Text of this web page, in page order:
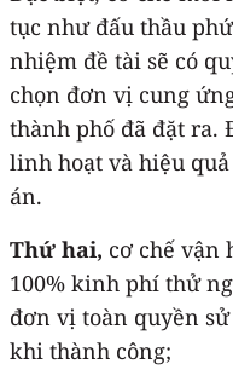
tục như đấu thầu
nhiệm đề tài sẽ có
chọn đơn vị cung
thành phố đã đặt ra.
linh hoạt và hiệu
án.
Thứ hai, cơ chế vận
100% kinh phí thử
đơn vị toàn quyền
khi thành công;